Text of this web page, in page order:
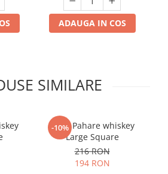
ADAUGA IN COS
SIMILARE
-10%
Set 6 Pahare whiskey
Large Square
216 RON
194 RON